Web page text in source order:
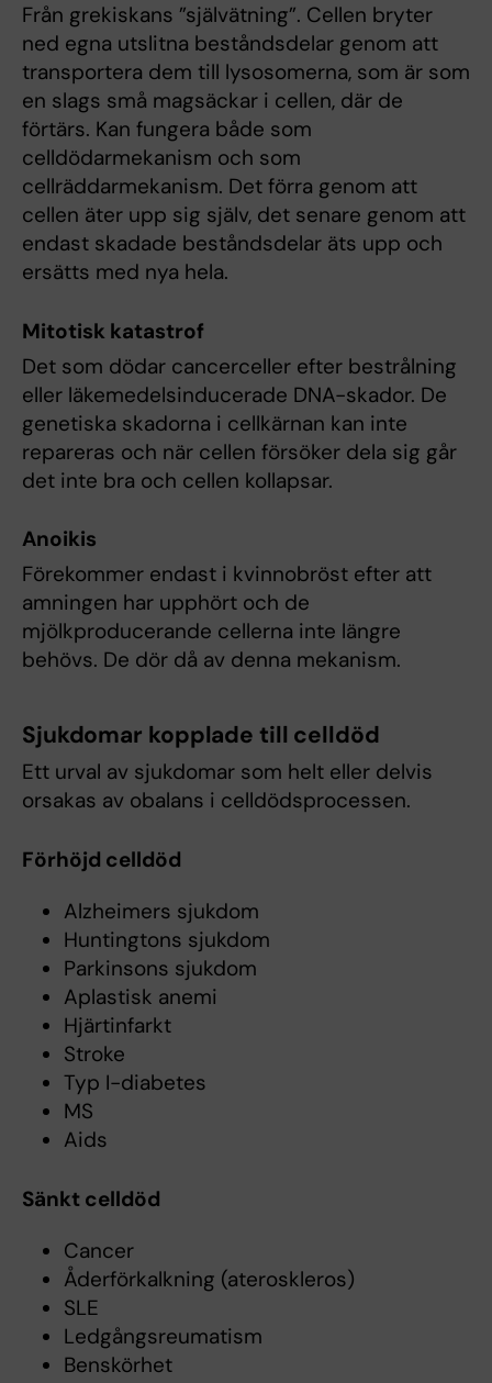
Från grekiskans ”självätning”. Cellen bryter
ned egna utslitna beståndsdelar genom att
transportera dem till lysosomerna, som är som
en slags små magsäckar i cellen, där de
förtärs. Kan fungera både som
celldödarmekanism och som
cellräddarmekanism. Det förra genom att
cellen äter upp sig själv, det senare genom att
endast skadade beståndsdelar äts upp och
ersätts med nya hela.
Mitotisk katastrof
Det som dödar cancerceller efter bestrålning
eller läkemedelsinducerade DNA-skador. De
genetiska skadorna i cellkärnan kan inte
repareras och när cellen försöker dela sig går
det inte bra och cellen kollapsar.
Anoikis
Förekommer endast i kvinnobröst efter att
amningen har upphört och de
mjölkproducerande cellerna inte längre
behövs. De dör då av denna mekanism.
Sjukdomar kopplade till celldöd
Ett urval av sjukdomar som helt eller delvis
orsakas av obalans i celldödsprocessen.
Förhöjd celldöd
Alzheimers sjukdom
Huntingtons sjukdom
Parkinsons sjukdom
Aplastisk anemi
Hjärtinfarkt
Stroke
Typ I-diabetes
MS
Aids
Sänkt celldöd
Cancer
Åderförkalkning (ateroskleros)
SLE
Ledgångsreumatism
Benskörhet